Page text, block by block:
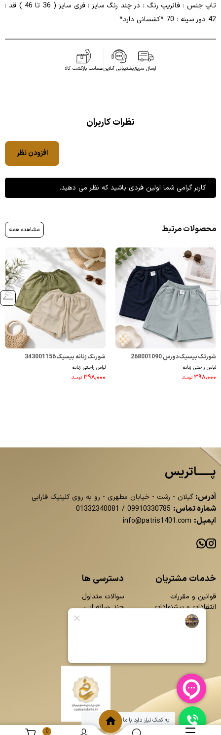
تاپ جنس : فانریپ رنگ : در چند رنگ سایز : فری سایز ( 36 تا 46 ) قد :
42 دور سینه : 70 *کشسانی دارد*
ارسال سریعپشتیبانی آنلاینضمانت بازگشت کالا
نظرات کاربران
افزودن نظر
کاربر گرامی شما اولین فردی باشید که نظر می دهید.
محصولات مرتبط مشاهده همه
شورتک بیسیک دورس 268001090
لباس راحتی زنانه
۳۹۸,۰۰۰ تومــانـ
شورتک زنانه بیسیک 343001156
لباس راحتی زنانه
۳۹۸,۰۰۰ تومــانـ
پــــــاتریس
آدرس: گیلان - رشت - خیابان مطهری - رو به روی کلینیک فارابی
شماره تماس: 09910330785
/
01332340081
ایمیل: info@patris1401.com
خدمات مشتریان
قوانین و مقررات
انتقادات و پیشنهادات
دسترسی ها
سوالات متداول
چند رسانه ایی
0
به کمک نیاز دارد با ما چت کنید